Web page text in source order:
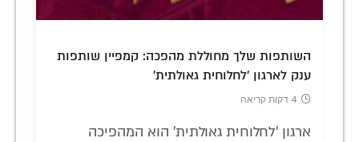
השותפות שלך מחוללת מהפכה: קמפיין שותפות
ענק לארגון 'לחלוחית גאולתית'
4 דקות קריאה
ארגון 'לחלוחית גאולתית' הוא המהפיכה